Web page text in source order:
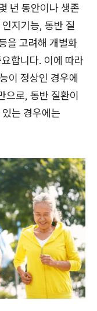
년 동안이나 생존
지기능, 동반 질
을 고려해 개별화
합니다. 이에 따라
이 정상인 경우에
으로, 동반 질환이
는 경우에는